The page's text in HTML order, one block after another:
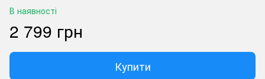
В наявності
2 799 грн
Купити